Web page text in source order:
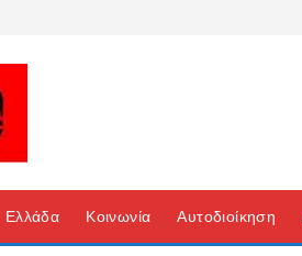
Ελλάδα Κοινωνία Αυτοδιοίκηση